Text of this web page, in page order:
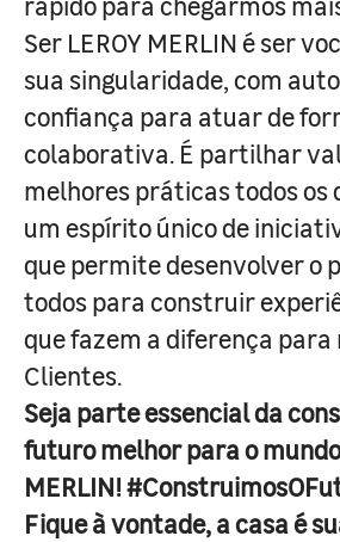
Ser LEROY MERLIN é ser
sua singularidade, com
confiança para atuar de
colaborativa. É partilhar
melhores práticas todos os
um espírito único de
que permite desenvolver o
todos para construir
que fazem a diferença
Clientes.
Seja parte essencial da
futuro melhor para o
MERLIN!
Fique à vontade, a casa é